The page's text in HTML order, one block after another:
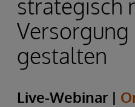
strategisch
Versorgung
gestalten
Live-Webinar |